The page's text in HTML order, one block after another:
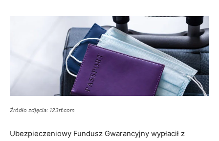
Źródło zdjęcia: 123rf.com
Ubezpieczeniowy Fundusz Gwarancyjny wypłacił z